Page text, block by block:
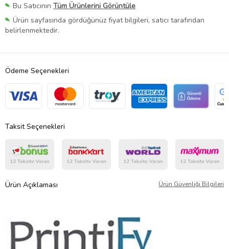
Bu Satıcının Tüm Ürünlerini Görüntüle
Ürün sayfasında gördüğünüz fiyat bilgileri, satıcı tarafından
belirlenmektedir.
Ödeme Seçenekleri
Taksit Seçenekleri
Ürün Açıklaması Ürün Güvenliği Bilgileri